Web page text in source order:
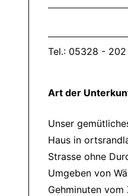
Tel.: 05328 -
Art der
Unser
Haus in
Strasse ohne
Umgeben von
Gehminuten